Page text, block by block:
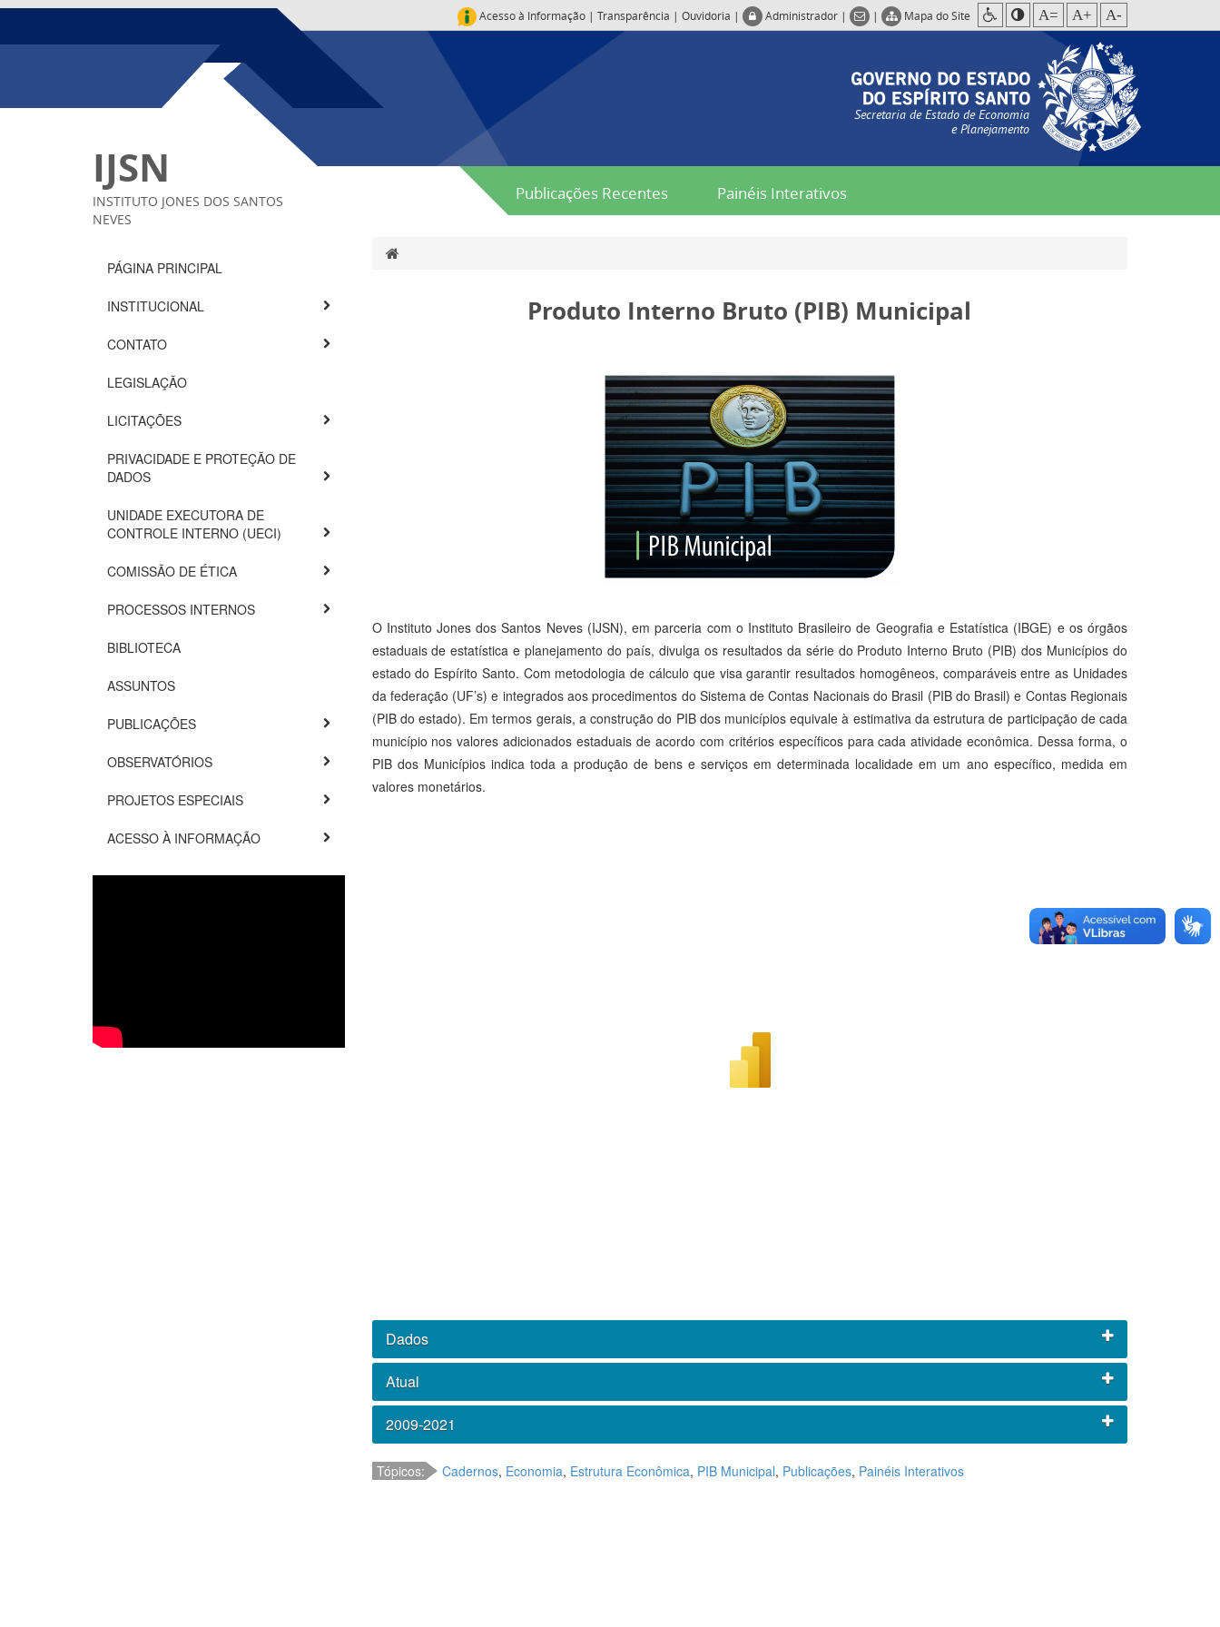
Acesso à Informação | Transparência | Ouvidoria | Administrador | | Mapa do Site A= A+ A-
Secretaria de Estado de Economia
e Planejamento
Publicações Recentes Painéis Interativos
IJSN
INSTITUTO JONES DOS SANTOS
NEVES
PÁGINA PRINCIPAL
INSTITUCIONAL
CONTATO
LEGISLAÇÃO
LICITAÇÕES
PRIVACIDADE E PROTEÇÃO DE
DADOS
UNIDADE EXECUTORA DE
CONTROLE INTERNO (UECI)
COMISSÃO DE ÉTICA
PROCESSOS INTERNOS
BIBLIOTECA
ASSUNTOS
PUBLICAÇÕES
OBSERVATÓRIOS
PROJETOS ESPECIAIS
ACESSO À INFORMAÇÃO
Produto Interno Bruto (PIB) Municipal
O Instituto Jones dos Santos Neves (IJSN), em parceria com o Instituto Brasileiro de Geografia e Estatística (IBGE) e os órgãos
estaduais de estatística e planejamento do país, divulga os resultados da série do Produto Interno Bruto (PIB) dos Municípios do
estado do Espírito Santo. Com metodologia de cálculo que visa garantir resultados homogêneos, comparáveis entre as Unidades
da federação (UF’s) e integrados aos procedimentos do Sistema de Contas Nacionais do Brasil (PIB do Brasil) e Contas Regionais
(PIB do estado). Em termos gerais, a construção do PIB dos municípios equivale à estimativa da estrutura de participação de cada
município nos valores adicionados estaduais de acordo com critérios específicos para cada atividade econômica. Dessa forma, o
PIB dos Municípios indica toda a produção de bens e serviços em determinada localidade em um ano específico, medida em
valores monetários.
Dados
Atual
2009-2021
Tópicos: Cadernos, Economia, Estrutura Econômica, PIB Municipal, Publicações, Painéis Interativos